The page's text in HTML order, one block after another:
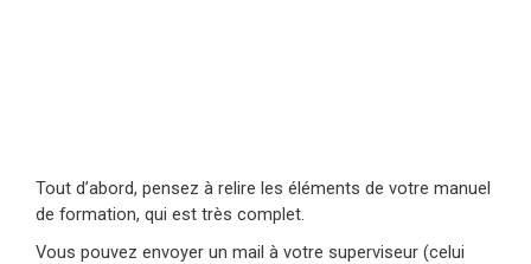
Tout d’abord, pensez à relire les éléments de votre manuel
de formation, qui est très complet.
Vous pouvez envoyer un mail à votre superviseur (celui